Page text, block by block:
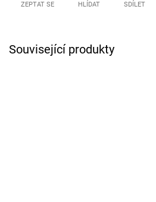
ZEPTAT SE HLÍDAT SDÍLET
Související produkty